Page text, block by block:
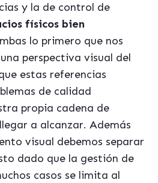
y la de control de
físicos bien
lo primero que nos
perspectiva visual del
estas referencias
de calidad
propia cadena de
a alcanzar. Además
visual debemos separar
dado que la gestión de
casos se limita al